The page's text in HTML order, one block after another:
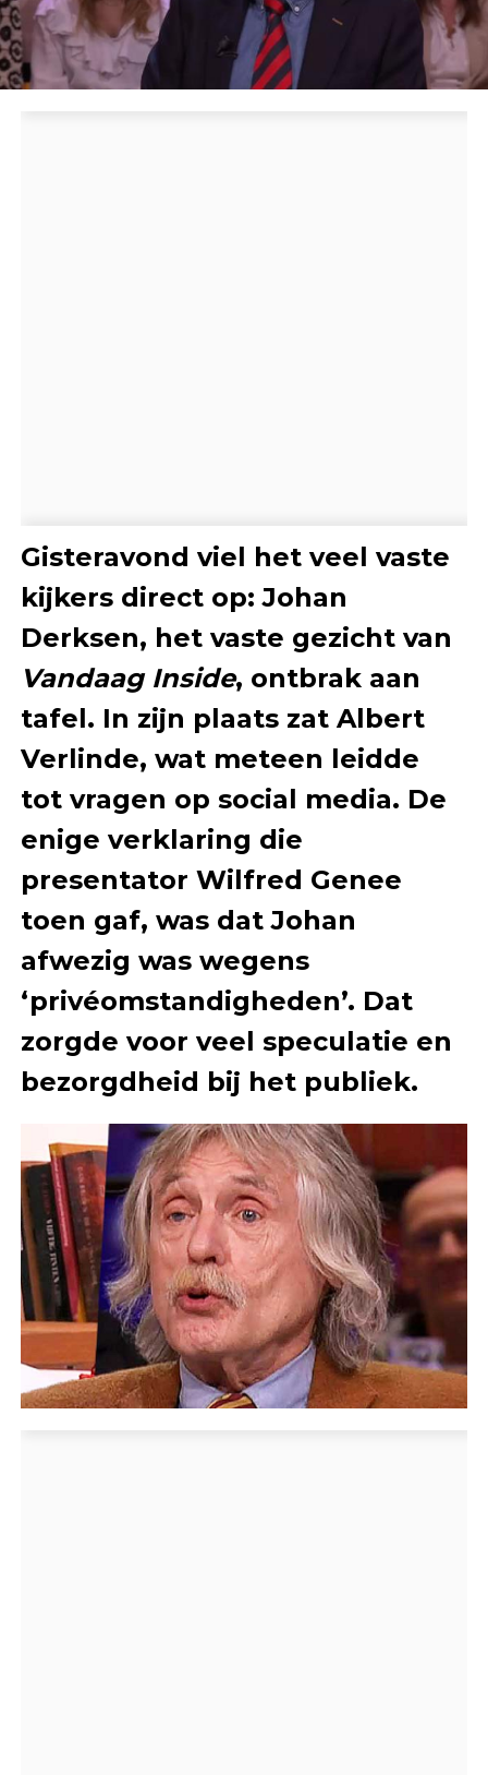
Gisteravond viel het veel vaste
kijkers direct op: Johan
Derksen, het vaste gezicht van
Vandaag Inside, ontbrak aan
tafel. In zijn plaats zat Albert
Verlinde, wat meteen leidde
tot vragen op social media. De
enige verklaring die
presentator Wilfred Genee
toen gaf, was dat Johan
afwezig was wegens
‘privéomstandigheden’. Dat
zorgde voor veel speculatie en
bezorgdheid bij het publiek.